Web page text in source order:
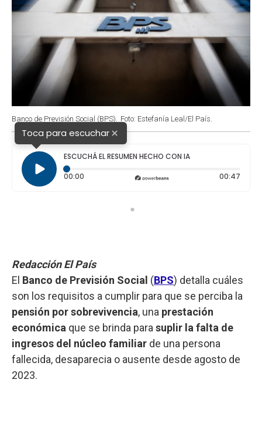
Banco de Previsión Social (BPS). Foto: Estefanía Leal/El País.
Toca para escuchar×
ESCUCHÁ EL RESUMEN HECHO CON IA
00:00 Tiempo transcurrido: 0 segundos 00:47
Redacción El País
El Banco de Previsión Social (BPS) detalla cuáles
son los requisitos a cumplir para que se perciba la
pensión por sobrevivencia, una prestación
económica que se brinda para suplir la falta de
ingresos del núcleo familiar de una persona
fallecida, desaparecia o ausente desde agosto de
2023.